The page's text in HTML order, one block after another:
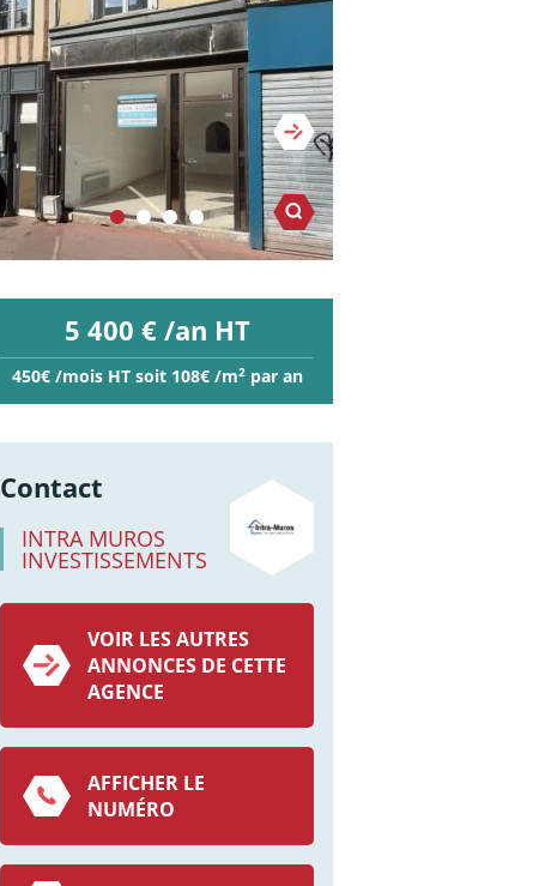
5 400 € /an HT
450€ /mois HT soit 108€ /m2par an
Contact
INTRA MUROS
INVESTISSEMENTS
VOIR LES AUTRES
ANNONCES DE CETTE
AGENCE
AFFICHER LE
NUMÉRO